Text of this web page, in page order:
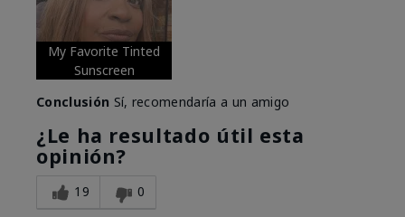
My Favorite Tinted
Sunscreen
Conclusión Sí, recomendaría a un amigo
¿Le ha resultado útil esta
opinión?
19 0